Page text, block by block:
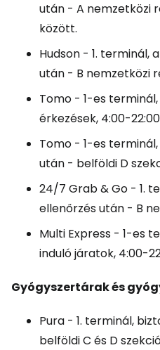
után - A nemzetközi
között.
Hudson - 1. terminál,
után - B nemzetközi
Tomo - 1-es
érkezések, 4:00-22:00
Tomo - 1-es
után - belföldi D
24/7 Grab & Go - 1.
ellenőrzés után - B
Multi Express - 1-es
induló járatok, 4:00-
Gyógyszertárak és
Pura - 1. terminál,
belföldi C és D